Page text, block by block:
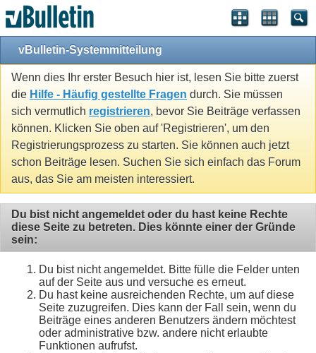
vBulletin-Systemmitteilung
Wenn dies Ihr erster Besuch hier ist, lesen Sie bitte zuerst
die Hilfe - Häufig gestellte Fragen durch. Sie müssen
sich vermutlich registrieren, bevor Sie Beiträge verfassen
können. Klicken Sie oben auf 'Registrieren', um den
Registrierungsprozess zu starten. Sie können auch jetzt
schon Beiträge lesen. Suchen Sie sich einfach das Forum
aus, das Sie am meisten interessiert.
Du bist nicht angemeldet oder du hast keine Rechte
diese Seite zu betreten. Dies könnte einer der Gründe
sein:
Du bist nicht angemeldet. Bitte fülle die Felder unten
auf der Seite aus und versuche es erneut.
Du hast keine ausreichenden Rechte, um auf diese
Seite zuzugreifen. Dies kann der Fall sein, wenn du
Beiträge eines anderen Benutzers ändern möchtest
oder administrative bzw. andere nicht erlaubte
Funktionen aufrufst.